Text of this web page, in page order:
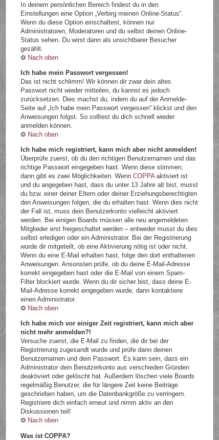
In deinem persönlichen Bereich findest du in den
Einstellungen eine Option „Verbirg meinen Online-Status“.
Wenn du diese Option einschaltest, können nur
Administratoren, Moderatoren und du selbst deinen Online-
Status sehen. Du wirst dann als unsichtbarer Besucher
gezählt.
Nach oben
Ich habe mein Passwort vergessen!
Das ist nicht schlimm! Wir können dir zwar dein altes
Passwort nicht wieder mitteilen, du kannst es jedoch
zurücksetzen. Dies machst du, indem du auf der Anmelde-
Seite auf „Ich habe mein Passwort vergessen“ klickst und den
Anweisungen folgst. So solltest du dich schnell wieder
anmelden können.
Nach oben
Ich habe mich registriert, kann mich aber nicht anmelden!
Überprüfe zuerst, ob du den richtigen Benutzernamen und das
richtige Passwort eingegeben hast. Wenn diese stimmen,
dann gibt es zwei Möglichkeiten. WennCOPPAaktiviert ist
und du angegeben hast, dass du unter 13 Jahre alt bist, musst
du bzw. einer deiner Eltern oder deiner Erziehungsberechtigten
den Anweisungen folgen, die du erhalten hast. Wenn dies nicht
der Fall ist, muss dein Benutzerkonto vielleicht aktiviert
werden. Bei einigen Boards müssen alle neu angemeldeten
Mitglieder erst freigeschaltet werden – entweder musst du dies
selbst erledigen oder ein Administrator. Bei der Registrierung
wurde dir mitgeteilt, ob eine Aktivierung nötig ist oder nicht.
Wenn du eine E-Mail erhalten hast, folge den dort enthaltenen
Anweisungen. Ansonsten prüfe, ob du deine E-Mail-Adresse
korrekt eingegeben hast oder die E-Mail von einem Spam-
Filter blockiert wurde. Wenn du dir sicher bist, dass deine E-
Mail-Adresse korrekt eingegeben wurde, dann kontaktiere
einen Administrator.
Nach oben
Ich habe mich vor einiger Zeit registriert, kann mich aber
nicht mehr anmelden?!
Versuche zuerst, die E-Mail zu finden, die dir bei der
Registrierung zugesandt wurde und prüfe dann deinen
Benutzernamen und dein Passwort. Es kann sein, dass ein
Administrator dein Benutzerkonto aus verschieden Gründen
deaktiviert oder gelöscht hat. Außerdem löschen viele Boards
regelmäßig Benutzer, die für längere Zeit keine Beiträge
geschrieben haben, um die Datenbankgröße zu verringern.
Registriere dich einfach erneut und nimm aktiv an den
Diskussionen teil!
Nach oben
Was ist COPPA?